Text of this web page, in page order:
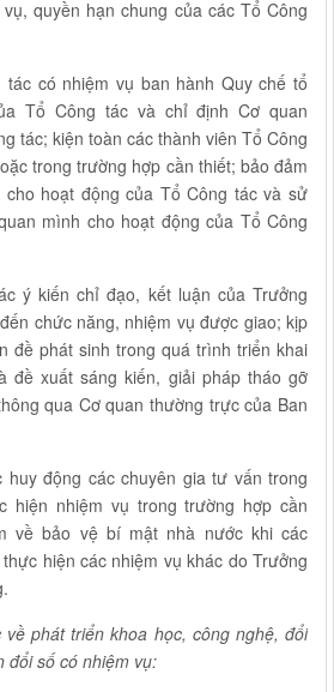
quyền hạn chung của các Tổ Công
có nhiệm vụ ban hành Quy chế tổ
Tổ Công tác và chỉ định Cơ quan
tác; kiện toàn các thành viên Tổ Công
trong trường hợp cần thiết; bảo đảm
hoạt động của Tổ Công tác và sử
mình cho hoạt động của Tổ Công
ý kiến chỉ đạo, kết luận của Trưởng
chức năng, nhiệm vụ được giao; kịp
đề phát sinh trong quá trình triển khai
đề xuất sáng kiến, giải pháp tháo gỡ
qua Cơ quan thường trực của Ban
động các chuyên gia tư vấn trong
hiện nhiệm vụ trong trường hợp cần
về bảo vệ bí mật nhà nước khi các
hiện các nhiệm vụ khác do Trưởng
về phát triển khoa học, công nghệ, đổi
đổi số có nhiệm vụ: